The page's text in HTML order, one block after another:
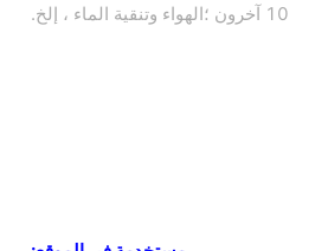
10 آخرون ؛الهواء وتنقية الماء ، إلخ.